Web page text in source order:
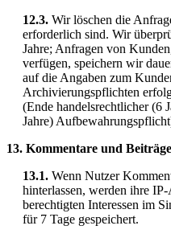
12.3. Wir löschen die
erforderlich sind. Wir
Jahre; Anfragen von
verfügen, speichern wir
auf die Angaben zum
Archivierungspflichten
(Ende handelsrechtlicher (6
Jahre)
13. Kommentare und Beiträge
13.1. Wenn Nutzer
hinterlassen, werden ihre
berechtigten Interessen im
für 7 Tage gespeichert.